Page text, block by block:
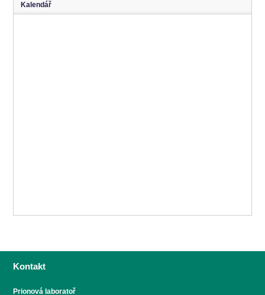
Kalendář
Kontakt
Prionová laboratoř